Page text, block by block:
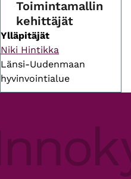
Toimintamallin
kehittäjät
Ylläpitäjät
Niki Hintikka
Länsi-Uudenmaan
hyvinvointialue